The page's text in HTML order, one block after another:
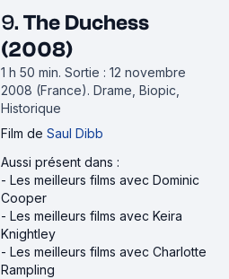
9. The Duchess
(2008)
1 h 50 min. Sortie : 12 novembre
2008 (France). Drame, Biopic,
Historique
Film de Saul Dibb
Aussi présent dans :
- Les meilleurs films avec Dominic
Cooper
- Les meilleurs films avec Keira
Knightley
- Les meilleurs films avec Charlotte
Rampling